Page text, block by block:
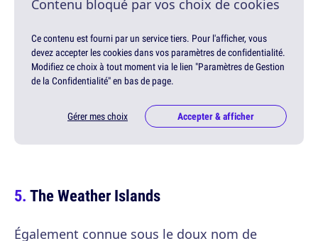
Contenu bloqué par vos choix de cookies
Ce contenu est fourni par un service tiers. Pour l'afficher, vous
devez accepter les cookies dans vos paramètres de confidentialité.
Modifiez ce choix à tout moment via le lien "Paramètres de Gestion
de la Confidentialité" en bas de page.
Gérer mes choix Accepter & afficher
The Weather Islands
Également connue sous le doux nom de